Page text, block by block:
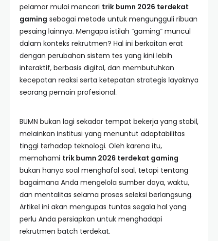
pelamar mulai mencari trik bumn 2026 terdekat
gaming sebagai metode untuk mengungguli ribuan
pesaing lainnya. Mengapa istilah “gaming” muncul
dalam konteks rekrutmen? Hal ini berkaitan erat
dengan perubahan sistem tes yang kini lebih
interaktif, berbasis digital, dan membutuhkan
kecepatan reaksi serta ketepatan strategis layaknya
seorang pemain profesional.
BUMN bukan lagi sekadar tempat bekerja yang stabil,
melainkan institusi yang menuntut adaptabilitas
tinggi terhadap teknologi. Oleh karena itu,
memahami trik bumn 2026 terdekat gaming
bukan hanya soal menghafal soal, tetapi tentang
bagaimana Anda mengelola sumber daya, waktu,
dan mentalitas selama proses seleksi berlangsung.
Artikel ini akan mengupas tuntas segala hal yang
perlu Anda persiapkan untuk menghadapi
rekrutmen batch terdekat.